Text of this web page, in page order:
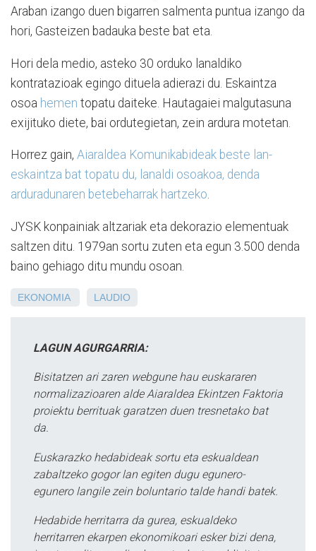
Araban izango duen bigarren salmenta puntua izango da
hori, Gasteizen badauka beste bat eta.
Hori dela medio, asteko 30 orduko lanaldiko
kontratazioak egingo dituela adierazi du. Eskaintza
osoa hemen topatu daiteke. Hautagaiei malgutasuna
exijituko diete, bai ordutegietan, zein ardura motetan.
Horrez gain, Aiaraldea Komunikabideak beste lan-
eskaintza bat topatu du, lanaldi osoakoa, denda
arduradunaren betebeharrak hartzeko.
JYSK konpainiak altzariak eta dekorazio elementuak
saltzen ditu. 1979an sortu zuten eta egun 3.500 denda
baino gehiago ditu mundu osoan.
EKONOMIA LAUDIO
LAGUN AGURGARRIA:
Bisitatzen ari zaren webgune hau euskararen
normalizazioaren alde Aiaraldea Ekintzen Faktoria
proiektu berrituak garatzen duen tresnetako bat
da.
Euskarazko hedabideak sortu eta eskualdean
zabaltzeko gogor lan egiten dugu egunero-
egunero langile zein boluntario talde handi batek.
Hedabide herritarra da gurea, eskualdeko
herritarren ekarpen ekonomikoari esker bizi dena,